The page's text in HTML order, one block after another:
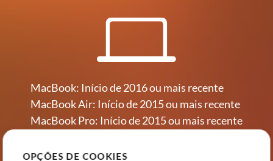
MacBook: Início de 2016 ou mais recente
MacBook Air: Início de 2015 ou mais recente
MacBook Pro: Início de 2015 ou mais recente
iMac: Final de 2015 ou mais recente
OPÇÕES DE COOKIES